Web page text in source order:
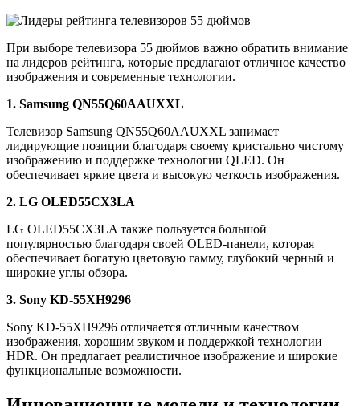
При выборе телевизора 55 дюймов важно обратить внимание
на лидеров рейтинга, которые предлагают отличное качество
изображения и современные технологии.
1. Samsung QN55Q60AAUXXL
Телевизор Samsung QN55Q60AAUXXL занимает
лидирующие позиции благодаря своему кристально чистому
изображению и поддержке технологии QLED. Он
обеспечивает яркие цвета и высокую четкость изображения.
2. LG OLED55CX3LA
LG OLED55CX3LA также пользуется большой
популярностью благодаря своей OLED-панели, которая
обеспечивает богатую цветовую гамму, глубокий черный и
широкие углы обзора.
3. Sony KD-55XH9296
Sony KD-55XH9296 отличается отличным качеством
изображения, хорошим звуком и поддержкой технологии
HDR. Он предлагает реалистичное изображение и широкие
функциональные возможности.